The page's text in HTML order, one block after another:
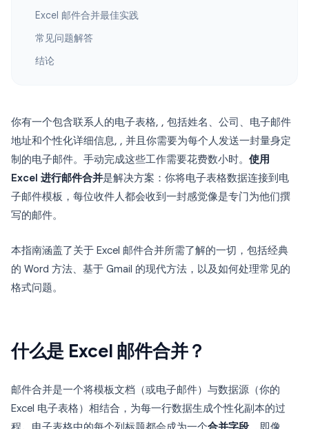
Excel 邮件合并最佳实践
常见问题解答
结论
你有一个包含联系人的电子表格, , 包括姓名、公司、电子邮件
地址和个性化详细信息, , 并且你需要为每个人发送一封量身定
制的电子邮件。手动完成这些工作需要花费数小时。 使用
Excel 进行邮件合并是解决方案：你将电子表格数据连接到电
子邮件模板，每位收件人都会收到一封感觉像是专门为他们撰
写的邮件。
本指南涵盖了关于 Excel 邮件合并所需了解的一切，包括经典
的 Word 方法、基于 Gmail 的现代方法，以及如何处理常见的
格式问题。
什么是 Excel 邮件合并？
邮件合并是一个将模板文档（或电子邮件）与数据源（你的
Excel 电子表格）相结合，为每一行数据生成个性化副本的过